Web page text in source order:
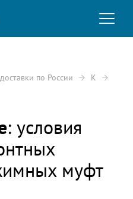
по России К
: условия
муфт